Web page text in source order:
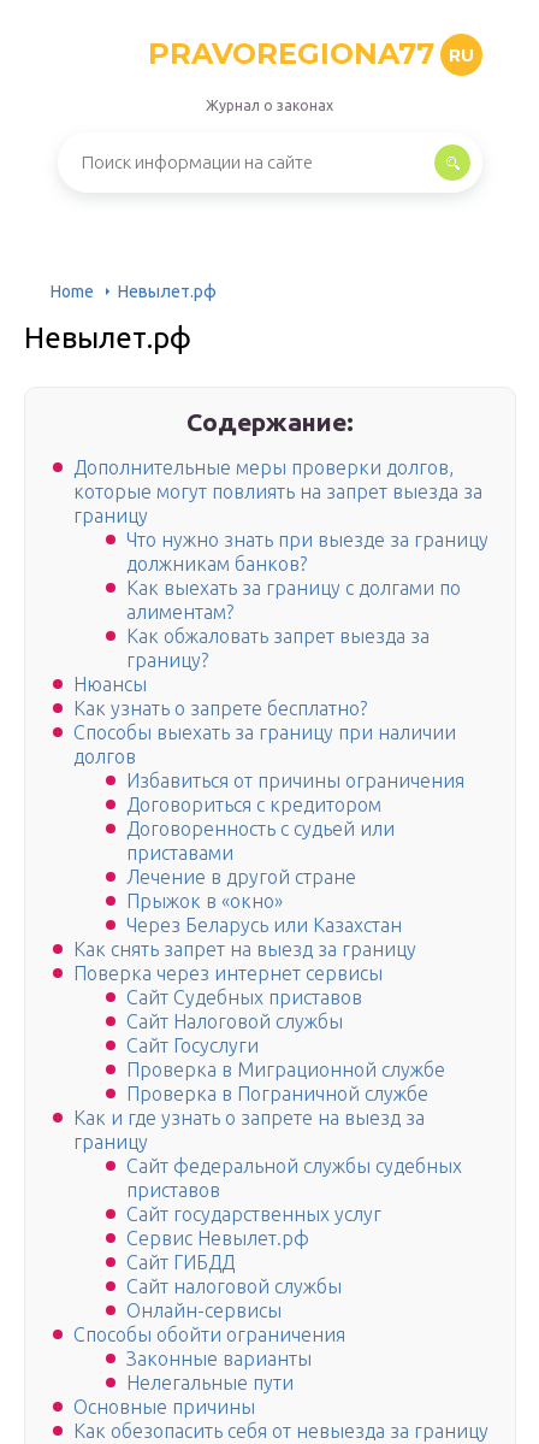
PRAVOREGIONA77 RU
Журнал о законах
Home Невылет.рф
Невылет.рф
Содержание:
Дополнительные меры проверки долгов,
которые могут повлиять на запрет выезда за
границу
Что нужно знать при выезде за границу
должникам банков?
Как выехать за границу с долгами по
алиментам?
Как обжаловать запрет выезда за
границу?
Нюансы
Как узнать о запрете бесплатно?
Способы выехать за границу при наличии
долгов
Избавиться от причины ограничения
Договориться с кредитором
Договоренность с судьей или
приставами
Лечение в другой стране
Прыжок в «окно»
Через Беларусь или Казахстан
Как снять запрет на выезд за границу
Поверка через интернет сервисы
Сайт Судебных приставов
Сайт Налоговой службы
Сайт Госуслуги
Проверка в Миграционной службе
Проверка в Пограничной службе
Как и где узнать о запрете на выезд за
границу
Сайт федеральной службы судебных
приставов
Сайт государственных услуг
Сервис Невылет.рф
Сайт ГИБДД
Сайт налоговой службы
Онлайн-сервисы
Способы обойти ограничения
Законные варианты
Нелегальные пути
Основные причины
Как обезопасить себя от невыезда за границу